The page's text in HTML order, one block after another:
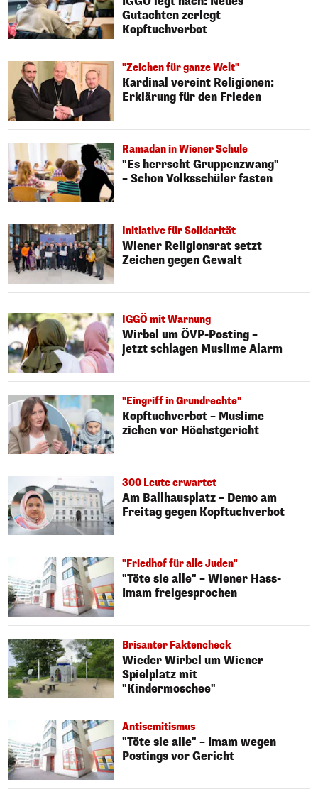
Gutachten zerlegt
Kopftuchverbot
"Zeichen für ganze Welt"
Kardinal vereint Religionen:
Erklärung für den Frieden
Ramadan in Wiener Schule
"Es herrscht Gruppenzwang"
– Schon Volksschüler fasten
Initiative für Solidarität
Wiener Religionsrat setzt
Zeichen gegen Gewalt
IGGÖ mit Warnung
Wirbel um ÖVP-Posting –
jetzt schlagen Muslime Alarm
"Eingriff in Grundrechte"
Kopftuchverbot – Muslime
ziehen vor Höchstgericht
300 Leute erwartet
Am Ballhausplatz – Demo am
Freitag gegen Kopftuchverbot
"Friedhof für alle Juden"
"Töte sie alle" – Wiener Hass-
Imam freigesprochen
Brisanter Faktencheck
Wieder Wirbel um Wiener
Spielplatz mit
"Kindermoschee"
Antisemitismus
"Töte sie alle" – Imam wegen
Postings vor Gericht